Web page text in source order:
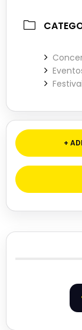
+